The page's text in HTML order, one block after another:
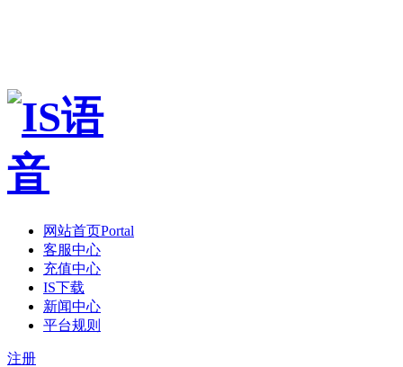
网站首页Portal
客服中心
充值中心
IS下载
新闻中心
平台规则
注册